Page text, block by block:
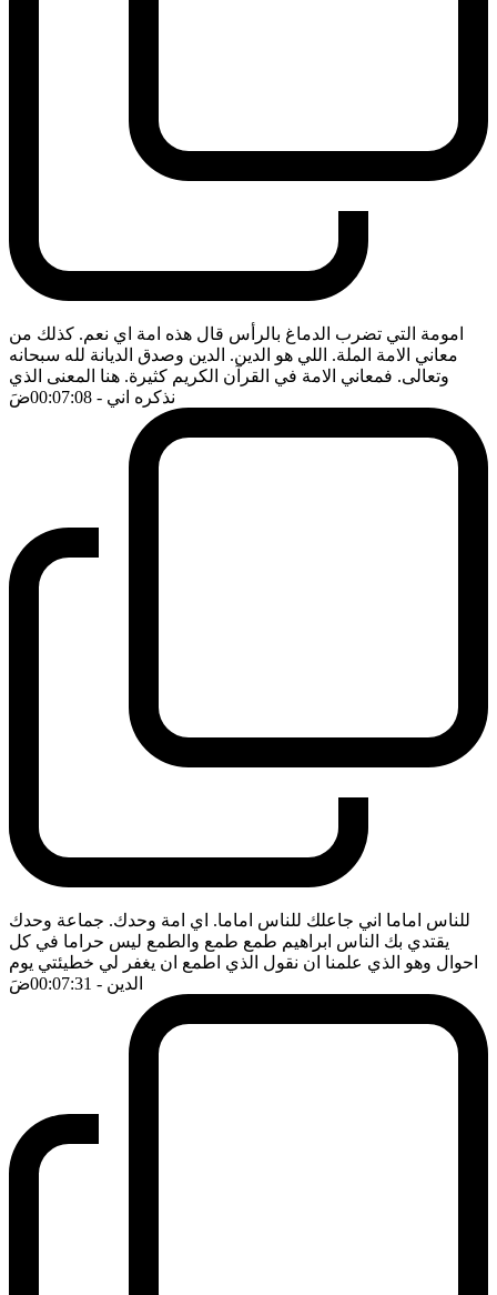
امومة التي تضرب الدماغ بالرأس قال هذه امة اي نعم. كذلك من
معاني الامة الملة. اللي هو الدين. الدين وصدق الديانة لله سبحانه
وتعالى. فمعاني الامة في القرآن الكريم كثيرة. هنا المعنى الذي
نذكره اني - 00:07:08 ضَ
للناس اماما اني جاعلك للناس اماما. اي امة وحدك. جماعة وحدك
يقتدي بك الناس ابراهيم طمع طمع والطمع ليس حراما في كل
احوال وهو الذي علمنا ان نقول الذي اطمع ان يغفر لي خطيئتي يوم
الدين - 00:07:31 ضَ